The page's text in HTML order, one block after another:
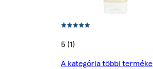
5 (1)
A kategória többi terméke